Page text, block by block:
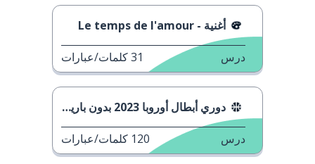
أغنية - Le temps de l'amour
درس 31كلمات/عبارات
دوري أبطال أوروبا 2023 بدون باريس سان جيرمان
درس 120 كلمات/عبارات